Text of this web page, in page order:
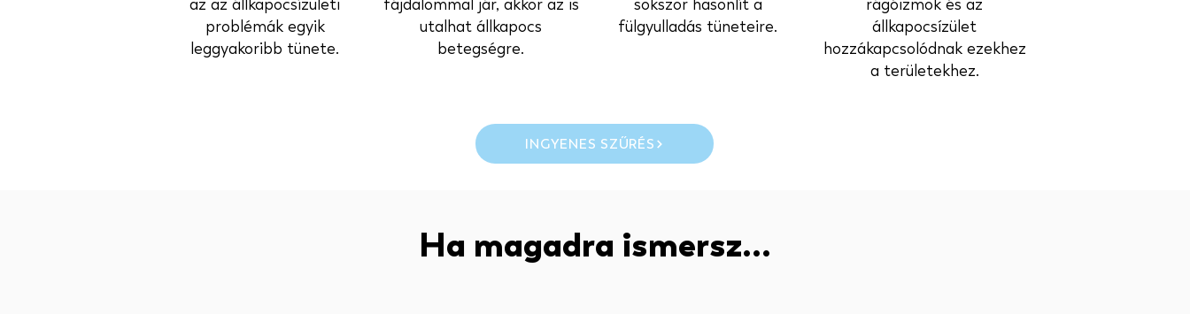
az az állkapocsízületi
problémák egyik
leggyakoribb tünete.
fájdalommal jár, akkor az is
utalhat állkapocs
betegségre.
sokszor hasonlít a
fülgyulladás tüneteire.
rágóizmok és az
állkapocsízület
hozzákapcsolódnak ezekhez
a területekhez.
INGYENES SZŰRÉS
Ha magadra ismersz...